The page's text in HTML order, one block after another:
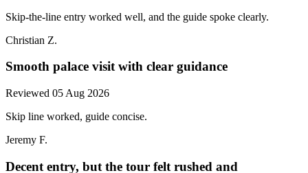
Skip-the-line entry worked well, and the guide spoke clearly.
Christian Z.
Smooth palace visit with clear guidance
Reviewed 05 Aug 2026
Skip line worked, guide concise.
Jeremy F.
Decent entry, but the tour felt rushed and